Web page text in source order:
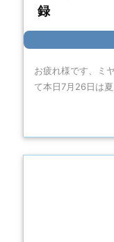
録
お疲れ様です、ミ
て本日7月26日は